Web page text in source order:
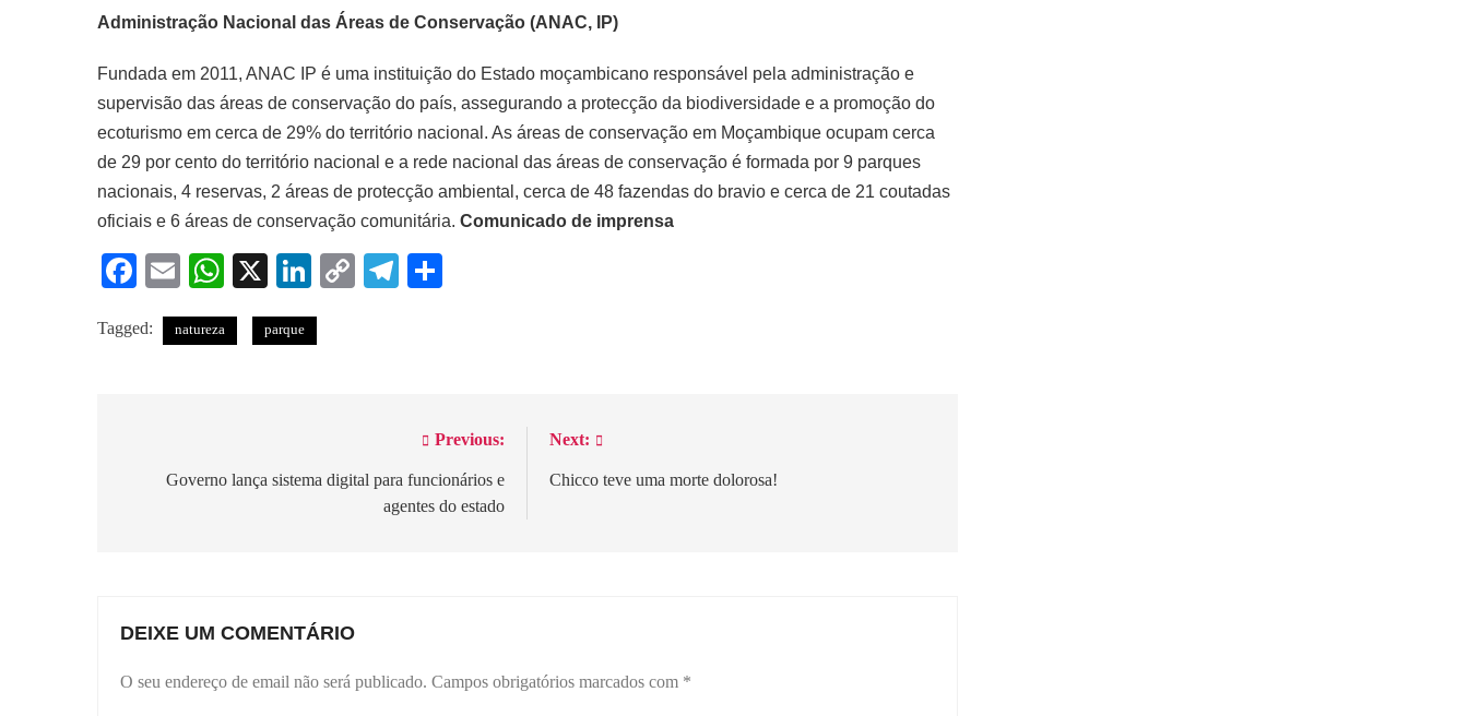
Administração Nacional das Áreas de Conservação (ANAC, IP)
Fundada em 2011, ANAC IP é uma instituição do Estado moçambicano responsável pela administração e
supervisão das áreas de conservação do país, assegurando a protecção da biodiversidade e a promoção do
ecoturismo em cerca de 29% do território nacional. As áreas de conservação em Moçambique ocupam cerca
de 29 por cento do território nacional e a rede nacional das áreas de conservação é formada por 9 parques
nacionais, 4 reservas, 2 áreas de protecção ambiental, cerca de 48 fazendas do bravio e cerca de 21 coutadas
oficiais e 6 áreas de conservação comunitária. Comunicado de imprensa
Facebook
EmailWhatsApp
X LinkedIn
CopyTelegram
Tagged: natureza parque
Previous:
Governo lança sistema digital para funcionários e
agentes do estado
Next:
Chicco teve uma morte dolorosa!
DEIXE UM COMENTÁRIO
O seu endereço de email não será publicado. Campos obrigatórios marcados com *